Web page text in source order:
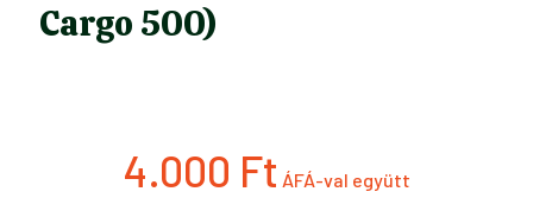
Cargo 500)
4.000 Ft